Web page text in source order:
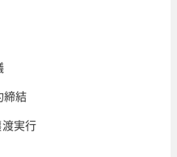
締結
実行